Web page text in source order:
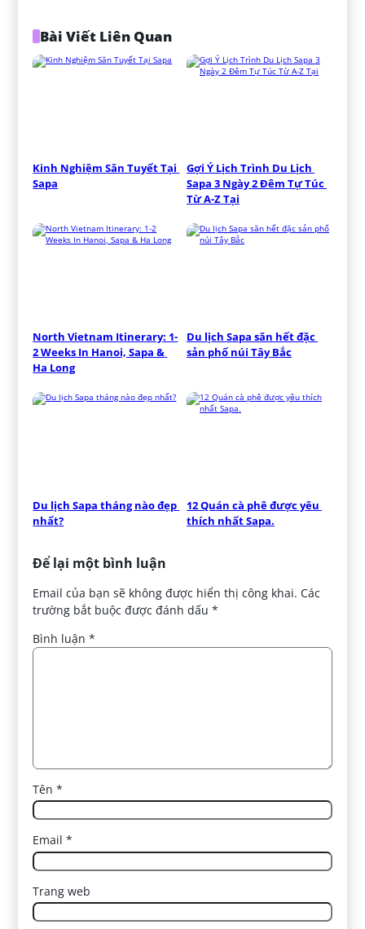
Bài Viết Liên Quan
Kinh Nghiệm Săn Tuyết Tại
Sapa
Gợi Ý Lịch Trình Du Lịch
Sapa 3 Ngày 2 Đêm Tự Túc
Từ A-Z Tại
North Vietnam Itinerary: 1-
2 Weeks In Hanoi, Sapa &
Ha Long
Du lịch Sapa săn hết đặc
sản phố núi Tây Bắc
Du lịch Sapa tháng nào đẹp
nhất?
12 Quán cà phê được yêu
thích nhất Sapa.
Để lại một bình luận
Email của bạn sẽ không được hiển thị công khai. Các
trường bắt buộc được đánh dấu*
Bình luận*
Tên*
Email*
Trang web